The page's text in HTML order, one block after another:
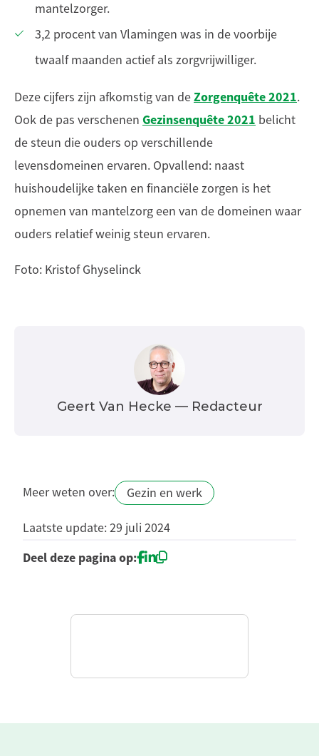
mantelzorger.
3,2 procent van Vlamingen was in de voorbije
twaalf maanden actief als zorgvrijwilliger.
Deze cijfers zijn afkomstig van deZorgenquête 2021.
Ook de pas verschenen Gezinsenquête 2021 belicht
de steun die ouders op verschillende
levensdomeinen ervaren. Opvallend: naast
huishoudelijke taken en financiële zorgen is het
opnemen van mantelzorg een van de domeinen waar
ouders relatief weinig steun ervaren.
Foto: Kristof Ghyselinck
Geert Van Hecke — Redacteur
Meer weten over: Gezin en werk
Laatste update: 29 juli 2024
Deel deze pagina op: